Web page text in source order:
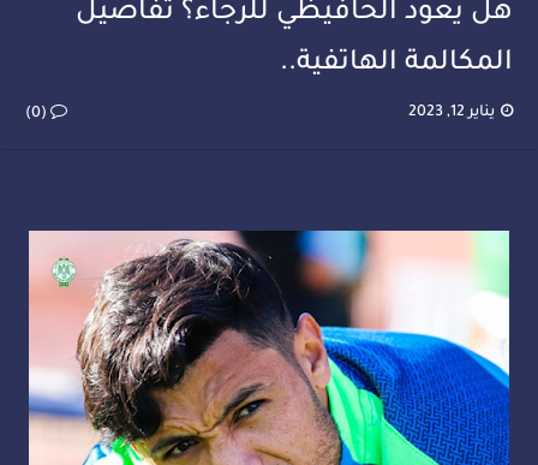
هل يعود الحافيظي للرجاء؟ تفاصيل
المكالمة الهاتفية..
يناير 12, 2023 (0)